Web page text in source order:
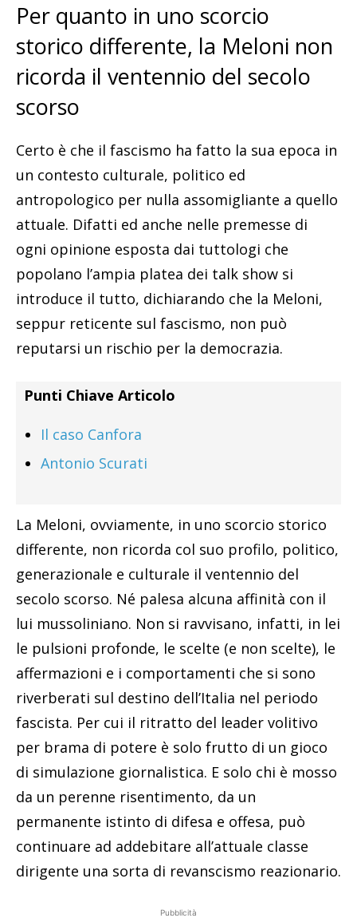
Per quanto in uno scorcio
storico differente, la Meloni non
ricorda il ventennio del secolo
scorso
Certo è che il fascismo ha fatto la sua epoca in
un contesto culturale, politico ed
antropologico per nulla assomigliante a quello
attuale. Difatti ed anche nelle premesse di
ogni opinione esposta dai tuttologi che
popolano l’ampia platea dei talk show si
introduce il tutto, dichiarando che la Meloni,
seppur reticente sul fascismo, non può
reputarsi un rischio per la democrazia.
Punti Chiave Articolo
Il caso Canfora
Antonio Scurati
La Meloni, ovviamente, in uno scorcio storico
differente, non ricorda col suo profilo, politico,
generazionale e culturale il ventennio del
secolo scorso. Né palesa alcuna affinità con il
lui mussoliniano. Non si ravvisano, infatti, in lei
le pulsioni profonde, le scelte (e non scelte), le
affermazioni e i comportamenti che si sono
riverberati sul destino dell’Italia nel periodo
fascista. Per cui il ritratto del leader volitivo
per brama di potere è solo frutto di un gioco
di simulazione giornalistica. E solo chi è mosso
da un perenne risentimento, da un
permanente istinto di difesa e offesa, può
continuare ad addebitare all’attuale classe
dirigente una sorta di revanscismo reazionario.
Pubblicità